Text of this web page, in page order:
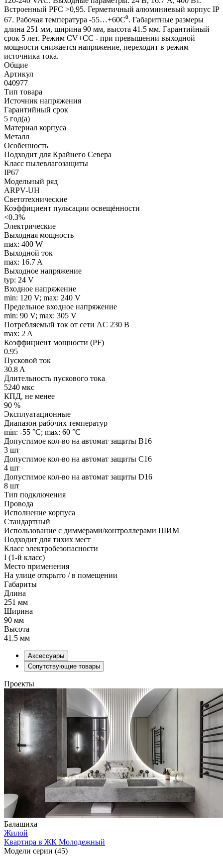
Встроенный PFC >0,95. Герметичный алюминиевый корпус IP
67. Рабочая температура -55…+60C⁰. Габаритные размеры
длина 251 мм, ширина 90 мм, высота 41.5 мм. Гарантийный
срок 5 лет. Режим CV+CC - при превышении выходной
мощности снижается напряжение, переходит в режим
источника тока.
Общие
Артикул
040977
Тип товара
Источник напряжения
Гарантийный срок
5 год(а)
Материал корпуса
Металл
Особенность
Подходит для Крайнего Севера
Класс пылевлагозащиты
IP67
Модельный ряд
ARPV-UH
Светотехнические
Коэффициент пульсации освещённости
<0.3%
Электрические
Выходная мощность
max: 400 W
Выходной ток
max: 16.7 A
Выходное напряжение
typ: 24 V
Входное напряжение
min: 120 V; max: 240 V
Предельное входное напряжение
min: 90 V; max: 305 V
Потребляемый ток от сети AC 230 В
max: 2 A
Коэффициент мощности (PF)
0.95
Пусковой ток
30.8 A
Длительность пускового тока
5240 мкс
КПД, не менее
90 %
Эксплуатационные
Диапазон рабочих температур
min: -55 °C; max: 60 °C
Допустимое кол-во на автомат защиты B16
3 шт
Допустимое кол-во на автомат защиты C16
4 шт
Допустимое кол-во на автомат защиты D16
8 шт
Тип подключения
Провода
Исполнение корпуса
Стандартный
Использование с диммерами/контроллерами ШИМ
Подходит для тихих мест
Класс электробезопасности
I (1-й класс)
Место применения
На улице открыто / в помещении
Габариты
Длина
251 мм
Ширина
90 мм
Высота
41.5 мм
Аксессуары
Сопутствующие товары
Проекты
Балашиха
Жилой
Квартира в ЖК Молодежный
Модели серии (45)